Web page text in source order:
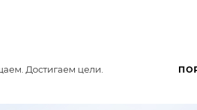
Достигаем цели.